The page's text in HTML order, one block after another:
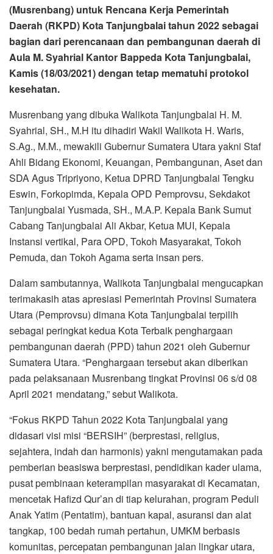
(Musrenbang) untuk Rencana Kerja Pemerintah
Daerah (RKPD) Kota Tanjungbalai tahun 2022 sebagai
bagian dari perencanaan dan pembangunan daerah di
Aula M. Syahrial Kantor Bappeda Kota Tanjungbalai,
Kamis (18/03/2021) dengan tetap mematuhi protokol
kesehatan.
Musrenbang yang dibuka Walikota Tanjungbalai H. M.
Syahrial, SH., M.H itu dihadiri Wakil Walikota H. Waris,
S.Ag., M.M., mewakili Gubernur Sumatera Utara yakni Staf
Ahli Bidang Ekonomi, Keuangan, Pembangunan, Aset dan
SDA Agus Tripriyono, Ketua DPRD Tanjungbalai Tengku
Eswin, Forkopimda, Kepala OPD Pemprovsu, Sekdakot
Tanjungbalai Yusmada, SH., M.A.P. Kepala Bank Sumut
Cabang Tanjungbalai Ali Akbar, Ketua MUI, Kepala
Instansi vertikal, Para OPD, Tokoh Masyarakat, Tokoh
Pemuda, dan Tokoh Agama serta insan pers.
Dalam sambutannya, Walikota Tanjungbalai mengucapkan
terimakasih atas apresiasi Pemerintah Provinsi Sumatera
Utara (Pemprovsu) dimana Kota Tanjungbalai terpilih
sebagai peringkat kedua Kota Terbaik penghargaan
pembangunan daerah (PPD) tahun 2021 oleh Gubernur
Sumatera Utara. “Penghargaan tersebut akan diberikan
pada pelaksanaan Musrenbang tingkat Provinsi 06 s/d 08
April 2021 mendatang,” sebut Walikota.
“Fokus RKPD Tahun 2022 Kota Tanjungbalai yang
didasari visi misi “BERSIH” (berprestasi, religius,
sejahtera, indah dan harmonis) yakni mengutamakan pada
pemberian beasiswa berprestasi, pendidikan kader ulama,
pusat pembinaan keterampilan masyarakat di Kecamatan,
mencetak Hafizd Qur’an di tiap kelurahan, program Peduli
Anak Yatim (Pentatim), bantuan kapal, asuransi dan alat
tangkap, 100 bedah rumah pertahun, UMKM berbasis
komunitas, percepatan pembangunan jalan lingkar utara,